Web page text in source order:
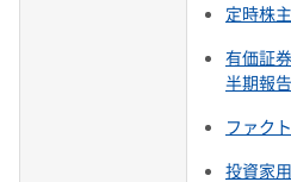
定時株
有価証
半期報
ファク
投資家